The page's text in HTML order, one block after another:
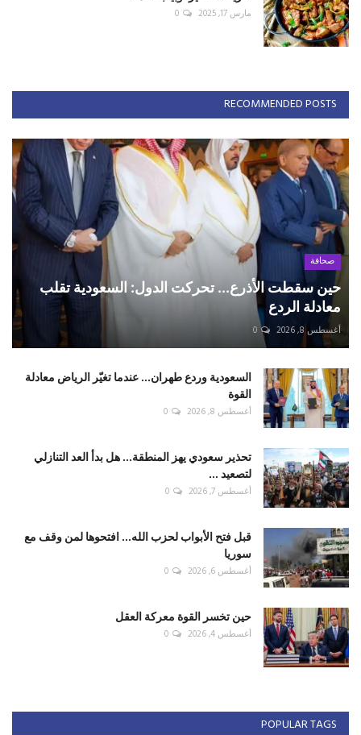
مارس 17, 2025 0
RECOMMENDED POSTS
صحافة
حين سقطت الأذرع... تحركت الدول: السعودية تقلب
معادلة الردع
أغسطس 8, 2026 0
السعودية وردع طهران... عندما تغيّر الرياض معادلة
القوة
أغسطس 8, 2026 0
تحذير سعودي يهز المنطقة... هل بدأ العد التنازلي
لتصعيد ...
أغسطس 7, 2026 0
قبل فتح الأبواب لحزب الله... افتحوها لمن وقف مع
سوريا
أغسطس 6, 2026 0
حين تخسر القوة معركة العقل
أغسطس 4, 2026 0
POPULAR TAGS